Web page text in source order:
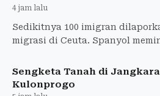
4 jam lalu
Sedikitnya 100 imigran
migrasi di Ceuta. Spanyol
Sengketa Tanah di
Kulonprogo